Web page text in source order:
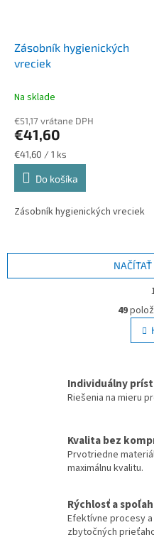
Zásobník hygienických
vreciek
Na sklade
€51,17 vrátane DPH
€41,60
Jednotková
cena:
€41,60 / 1 ks
Do košíka
Zásobník hygienických vreciek
49
Individuálny
Riešenia na mieru
Kvalita bez
Prvotriedne
maximálnu kvalitu.
Rýchlosť a
Efektívne procesy
zbytočných